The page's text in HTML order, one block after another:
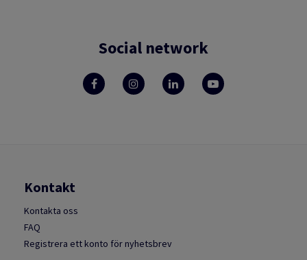
Social network
Kontakt
Kontakta oss
FAQ
Registrera ett konto för nyhetsbrev